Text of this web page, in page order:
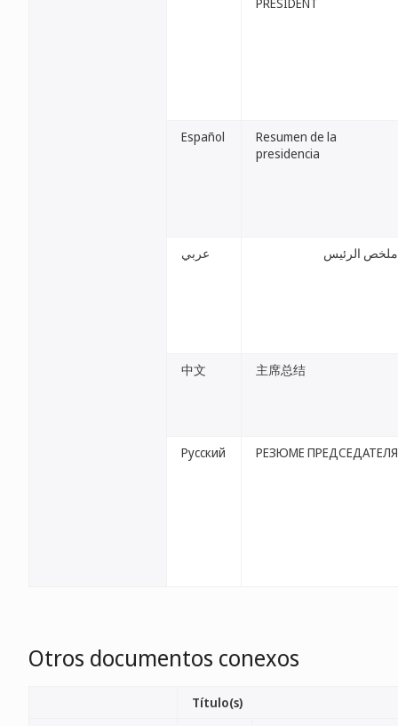
Español
Resumen de la
presidencia
عربي ملخص الرئيس
中文 主席总结
Русский РЕЗЮМЕ ПРЕДСЕДАТЕЛЯ
Otros documentos conexos
Título(s)